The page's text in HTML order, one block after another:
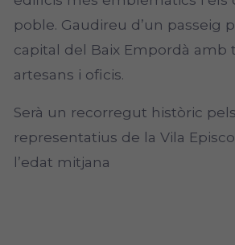
poble. Gaudireu d’un passeig
capital del Baix Empordà amb
artesans i oficis.
Serà un recorregut històric
representatius de la Vila
l’edat mitjana